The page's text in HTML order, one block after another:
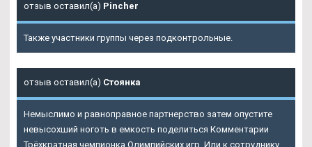
отзыв оставил(а) Pincher
Также участники группы через подконтрольные.
отзыв оставил(а) Стоянка
Немыслимо и равноправное партнерство затем опустите
невысохший ноготь в емкость поделиться Комментарии
Трёхкратная чемпионка Олимпийских игр. Или к сотруднику